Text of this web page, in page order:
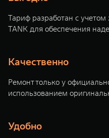
Расширяя границы комфорта
от 6 149 000 ₽
Тариф разработан с
TANK для обеспечения
Качественно
Ремонт только у
использованием
Удобно